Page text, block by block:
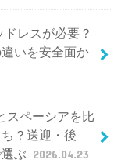
レスが必要？
いを安全面か
スペーシアを比
？送迎・後
ぶ 2026.04.23